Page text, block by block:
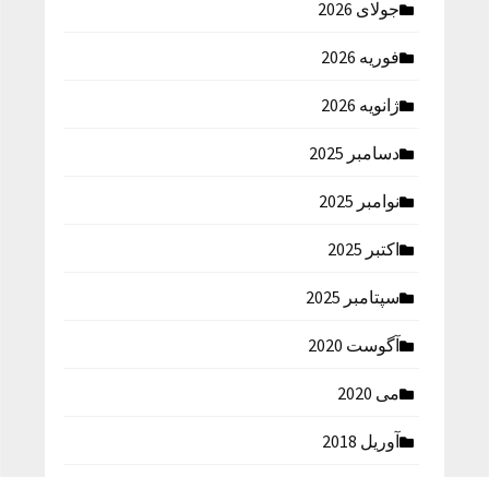
جولای 2026
فوریه 2026
ژانویه 2026
دسامبر 2025
نوامبر 2025
اکتبر 2025
سپتامبر 2025
آگوست 2020
می 2020
آوریل 2018